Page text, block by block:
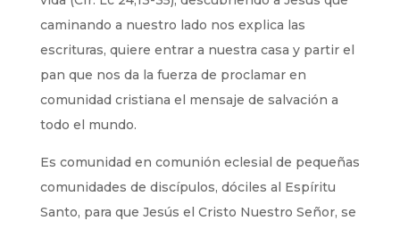
caminando a nuestro lado nos explica las
escrituras, quiere entrar a nuestra casa y partir el
pan que nos da la fuerza de proclamar en
comunidad cristiana el mensaje de salvación a
todo el mundo.
Es comunidad en comunión eclesial de pequeñas
comunidades de discípulos, dóciles al Espíritu
Santo, para que Jesús el Cristo Nuestro Señor, se